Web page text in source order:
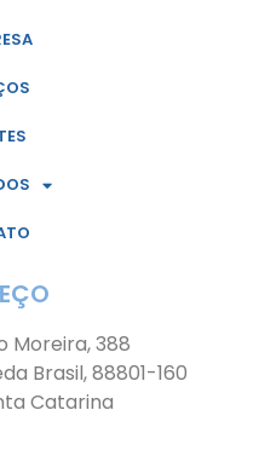
Moreira, 388
Brasil, 88801-160
Catarina